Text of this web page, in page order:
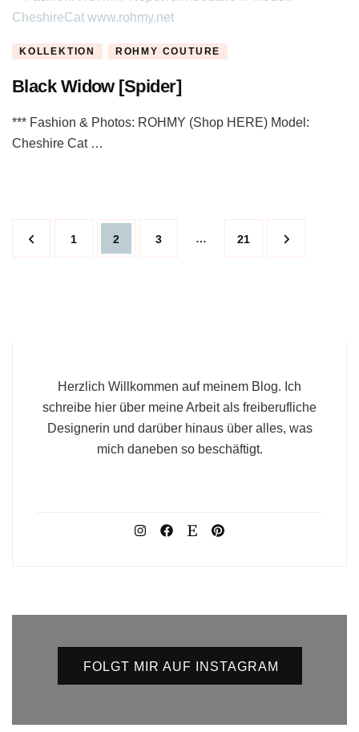
KOLLEKTION ROHMY COUTURE
Black Widow [Spider]
*** Fashion & Photos: ROHMY (Shop HERE) Model:
Cheshire Cat …
Beitragsnavigation
Page
1 Page
2 Page
3 … Page
21
Herzlich Willkommen auf meinem Blog. Ich
schreibe hier über meine Arbeit als freiberufliche
Designerin und darüber hinaus über alles, was
mich daneben so beschäftigt.
FOLGT MIR AUF INSTAGRAM